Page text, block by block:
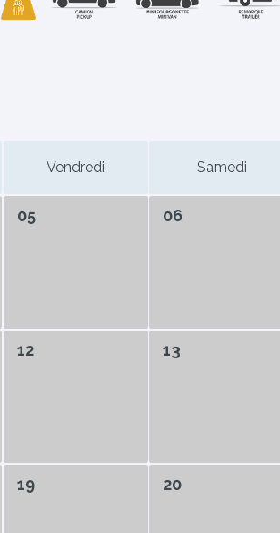
Vendredi Samedi
05 06
12 13
19 20